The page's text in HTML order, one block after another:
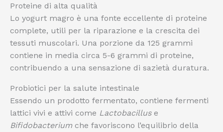
Proteine di alta qualità
Lo yogurt magro è una fonte eccellente di proteine
complete, utili per la riparazione e la crescita dei
tessuti muscolari. Una porzione da 125 grammi
contiene in media circa 5-6 grammi di proteine,
contribuendo a una sensazione di sazietà duratura.
Probiotici per la salute intestinale
Essendo un prodotto fermentato, contiene fermenti
lattici vivi e attivi come Lactobacilluse
Bifidobacterium che favoriscono l’equilibrio della